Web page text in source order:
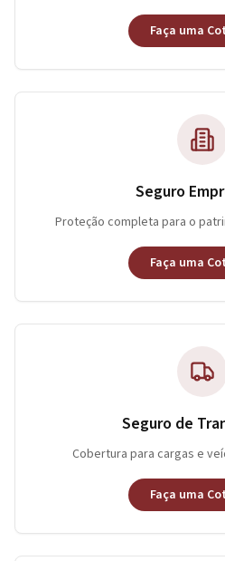
Faça uma
Seguro
Proteção completa para o
Faça uma
Seguro de
Cobertura para cargas e
Faça uma